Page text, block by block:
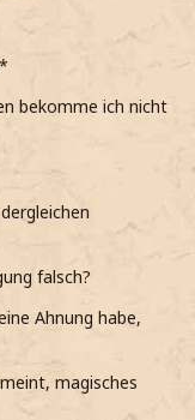
bekomme ich nicht
falsch?
Ahnung habe,
magisches